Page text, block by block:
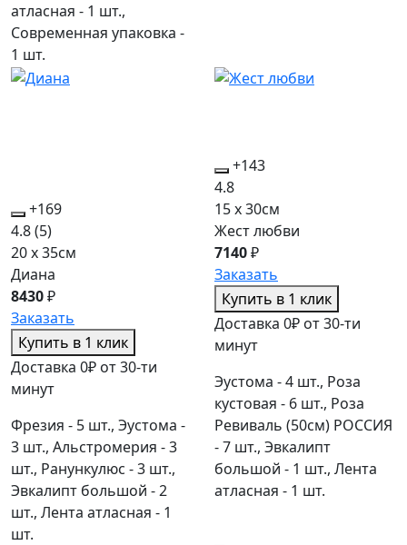
атласная - 1 шт.,
Современная упаковка -
1 шт.
+169
4.8(5)
20 x 35см
Диана
8430₽
Заказать
Купить в 1 клик
Доставка 0₽ от 30-ти
минут
Фрезия - 5 шт., Эустома -
3 шт., Альстромерия - 3
шт., Ранункулюс - 3 шт.,
Эвкалипт большой - 2
шт., Лента атласная - 1
шт.
+143
4.8
15 x 30см
Жест любви
7140₽
Заказать
Купить в 1 клик
Доставка 0₽ от 30-ти
минут
Эустома - 4 шт., Роза
кустовая - 6 шт., Роза
Ревиваль (50см) РОССИЯ
- 7 шт., Эвкалипт
большой - 1 шт., Лента
атласная - 1 шт.